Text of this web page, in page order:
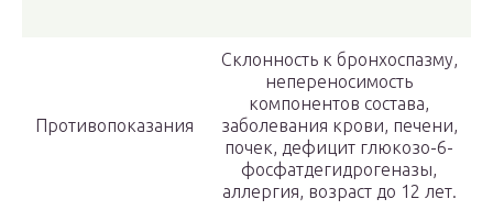
Противопоказания
Склонность к бронхоспазму,
непереносимость
компонентов состава,
заболевания крови, печени,
почек, дефицит глюкозо-6-
фосфатдегидрогеназы,
аллергия, возраст до 12 лет.